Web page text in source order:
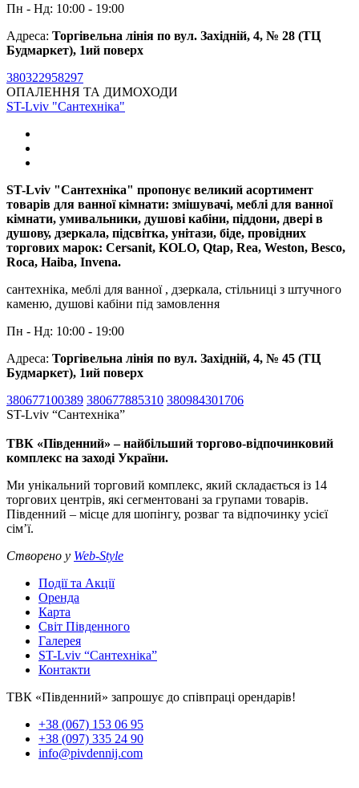
Пн - Нд: 10:00 - 19:00
Адреса: Торгівельна лінія по вул. Західній, 4, № 28 (ТЦ
Будмаркет), 1ий поверх
380322958297
ОПАЛЕННЯ ТА ДИМОХОДИ
ST-Lviv "Сантехніка"
ST-Lviv "Сантехніка"​ пропонує великий асортимент
товарів для ванної кімнати: змішувачі, меблі для ванної
кімнати, умивальники, душові кабіни, піддони, двері в
душову, дзеркала, підсвітка, унітази, біде, провідних
торгових марок: Cersanit, KOLO, Qtap, Rea, Weston, Besco,
Roca, Haiba, Invena.
сантехніка, меблі для ванної , дзеркала, стільниці з штучного
каменю, душові кабіни під замовлення
Пн - Нд: 10:00 - 19:00
Адреса: Торгівельна лінія по вул. Західній, 4, № 45 (ТЦ
Будмаркет), 1ий поверх
380677100389 380677885310 380984301706
ST-Lviv “Сантехніка”
ТВК «Південний» – найбільший торгово-відпочинковий
комплекс на заході України.
Ми унікальний торговий комплекс, який складається із 14
торгових центрів, які сегментовані за групами товарів.
Південний – місце для шопінгу, розваг та відпочинку усієї
сім’ї.
Створено у Web-Style
Події та Акції
Оренда
Карта
Світ Південного
Галерея
ST-Lviv “Сантехніка”
Контакти
ТВК «Південний» запрошує до співпраці орендарів!
+38 (067) 153 06 95
+38 (097) 335 24 90
info@pivdennij.com